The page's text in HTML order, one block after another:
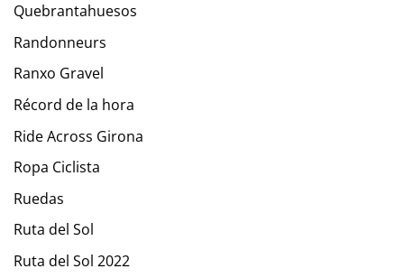
Quebrantahuesos
Randonneurs
Ranxo Gravel
Récord de la hora
Ride Across Girona
Ropa Ciclista
Ruedas
Ruta del Sol
Ruta del Sol 2022